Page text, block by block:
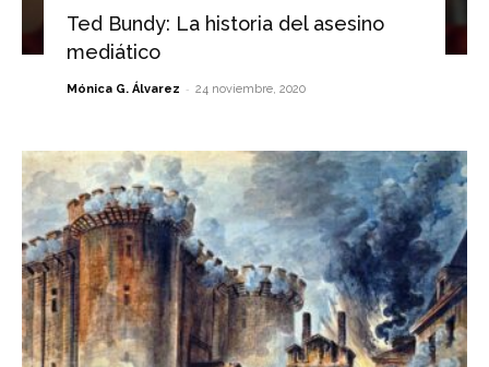
Ted Bundy: La historia del asesino
mediático
Mónica G. Álvarez - 24 noviembre, 2020